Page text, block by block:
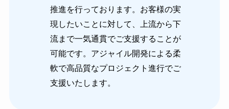
推進を行っております。お客様の実
現したいことに対して、上流から下
流まで一気通貫でご支援することが
可能です。アジャイル開発による柔
軟で高品質なプロジェクト進行でご
支援いたします。